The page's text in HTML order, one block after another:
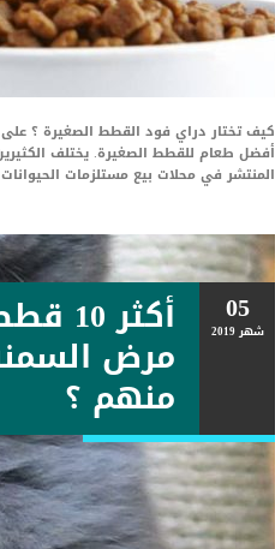
كيف تختار دراي فود القطط الصغيرة ؟
أفضل طعام للقطط الصغيرة. يختلف
المنتشر في محلات بيع مستلزمات
05
شهر2019 مرض
منهم ؟